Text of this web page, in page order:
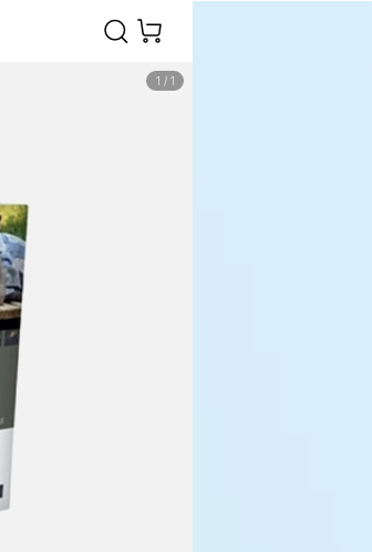
1 / 1